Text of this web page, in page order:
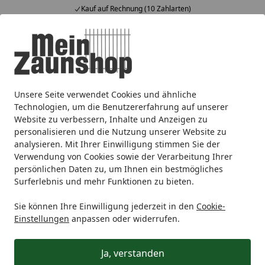
Unsere Seite verwendet Cookies und ähnliche
Technologien, um die Benutzererfahrung auf unserer
Website zu verbessern, Inhalte und Anzeigen zu
personalisieren und die Nutzung unserer Website zu
analysieren. Mit Ihrer Einwilligung stimmen Sie der
Verwendung von Cookies sowie der Verarbeitung Ihrer
persönlichen Daten zu, um Ihnen ein bestmögliches
Surferlebnis und mehr Funktionen zu bieten.
Sie können Ihre Einwilligung jederzeit in den Cookie-
Einstellungen anpassen oder widerrufen.
Ja, verstanden
Kauf auf Rechnung (10 Zahlarten)
Alle Produkte
Mein Konto
Suchen
Startseite
Sichtschutz Glas BM Systemglas BM Gummidichtung
BM Gummidichtung schwarz, 15
lfm
(1 Bewertung)